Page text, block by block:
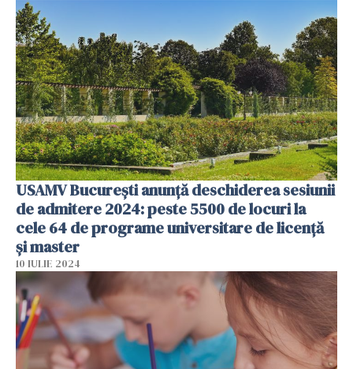
USAMV București anunță deschiderea sesiunii
de admitere 2024: peste 5500 de locuri la
cele 64 de programe universitare de licență
și master
10 IULIE 2024